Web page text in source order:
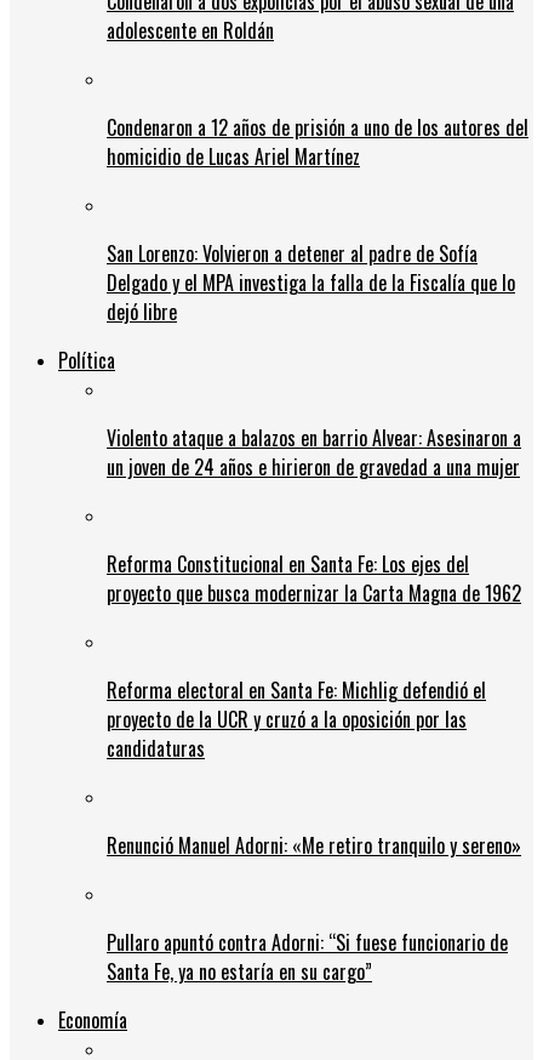
adolescente en Roldán
Condenaron a 12 años de prisión a uno de los autores del
homicidio de Lucas Ariel Martínez
San Lorenzo: Volvieron a detener al padre de Sofía
Delgado y el MPA investiga la falla de la Fiscalía que lo
dejó libre
Política
Violento ataque a balazos en barrio Alvear: Asesinaron a
un joven de 24 años e hirieron de gravedad a una mujer
Reforma Constitucional en Santa Fe: Los ejes del
proyecto que busca modernizar la Carta Magna de 1962
Reforma electoral en Santa Fe: Michlig defendió el
proyecto de la UCR y cruzó a la oposición por las
candidaturas
Renunció Manuel Adorni: «Me retiro tranquilo y sereno»
Pullaro apuntó contra Adorni: “Si fuese funcionario de
Santa Fe, ya no estaría en su cargo”
Economía